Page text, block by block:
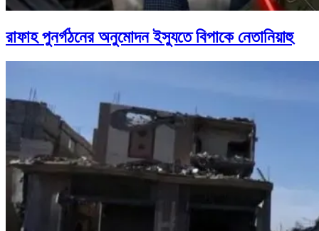
রাফাহ পুনর্গঠনের অনুমোদন ইস্যুতে বিপাকে নেতানিয়াহু